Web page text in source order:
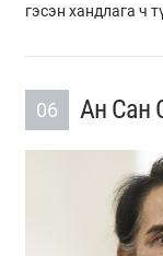
гэсэн хандлага ч
06 Ан Сан